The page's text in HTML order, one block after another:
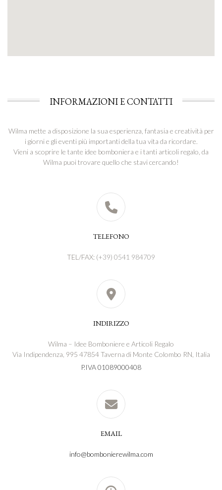
INFORMAZIONI E CONTATTI
Wilma mette a disposizione la sua esperienza, fantasia e creatività per
i giorni e gli eventi più importanti della tua vita da ricordare.
Vieni a scoprire le tante idee bomboniera e i tanti articoli regalo, da
Wilma puoi trovare quello che stavi cercando!
TELEFONO
TEL/FAX: (+39) 0541 984709
INDIRIZZO
Wilma – Idee Bomboniere e Articoli Regalo
Via Indipendenza, 995 47854 Taverna di Monte Colombo RN, Italia
P.IVA 01089000408
EMAIL
info@bombonierewilma.com